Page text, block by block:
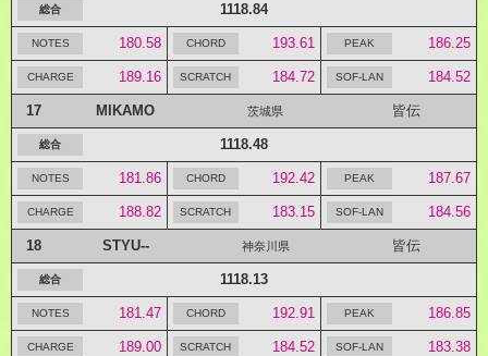
1118.84
180.58 193.61 186.25
189.16 184.72 184.52
17 MIKAMO 茨城県 皆伝
1118.48
181.86 192.42 187.67
188.82 183.15 184.56
18 STYU-- 神奈川県 皆伝
1118.13
181.47 192.91 186.85
189.00 184.52 183.38